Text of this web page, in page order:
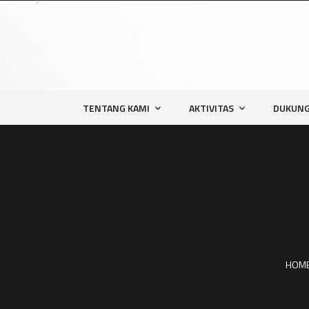
TENTANG KAMI AKTIVITAS